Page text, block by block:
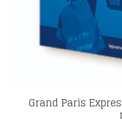
Grand Paris